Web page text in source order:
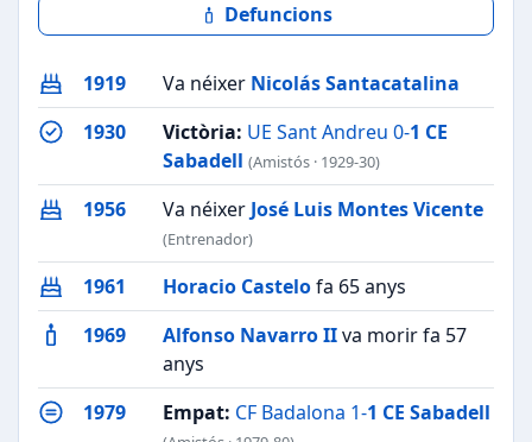
Defuncions
1919 Va néixer Nicolás Santacatalina
1930
Victòria: UE Sant Andreu 0-1 CE
Sabadell (Amistós · 1929-30)
1956 Va néixer José Luis Montes Vicente
(Entrenador)
1961 Horacio Castelofa 65 anys
1969
Alfonso Navarro IIva morir fa 57
anys
1979
Empat: CF Badalona 1-1 CE Sabadell